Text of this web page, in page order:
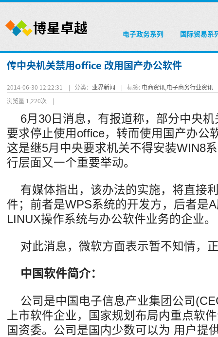
电子政务系列 国际贸易系
传中央机关禁用office 改用国产办公软件
2014-06-30 12:22:31 | 分类： 业界新闻 | 标签: 电商资讯,电子商务行业资讯
浏览量 1,220次 |
6月30日消息，有报道称，部分中央
要求停止使用office，转而使用国产办公
这是继5月中央要求机关不得安装WIN8
行层面又一个重要举动。
有媒体指出，该办法的实施，将直接
件；前者是WPS系统的开发方，后者是
LINUX操作系统与办公软件业务的企业。
对此消息，微软方面表示暂不知情，
中国软件简介：
公司是中国电子信息产业集团公司
上市软件企业，国家规划布局内重点软
国资委。公司是国内少数可以为 用户提